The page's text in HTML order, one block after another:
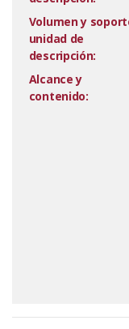
Volumen y
unidad de
descripción:
Alcance y
contenido: